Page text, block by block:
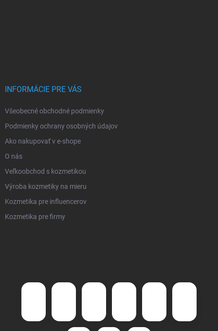
INFORMÁCIE PRE VÁS
Všeobecné obchodné podmienky
Podmienky ochrany osobných údajov
Ako nakupovať v e-shope
O nás
Veľkoobchod s kozmetikou
Výroba kozmetiky na mieru
Kozmetika pre influencerov
Kozmetika pre firmy